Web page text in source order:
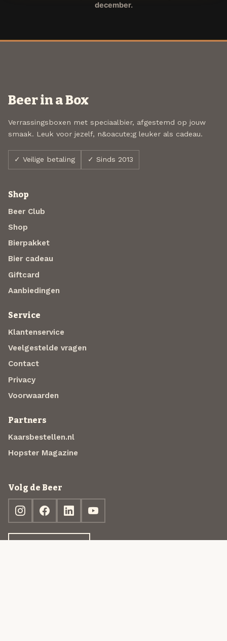
december.
Beer in a Box
Verrassingsboxen met speciaalbier, afgestemd op jouw
smaak. Leuk voor jezelf, n&oacute;g leuker als cadeau.
✓ Veilige betaling ✓ Sinds 2013
Shop
Beer Club
Shop
Bierpakket
Bier cadeau
Giftcard
Aanbiedingen
Service
Klantenservice
Veelgestelde vragen
Contact
Privacy
Voorwaarden
Partners
Kaarsbestellen.nl
Hopster Magazine
Volg de Beer